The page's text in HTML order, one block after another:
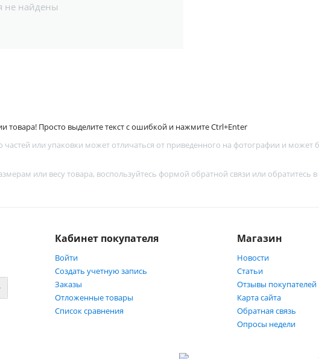
не найдены
Просто выделите текст с ошибкой и нажмите Ctrl+Enter
или упаковки может отличаться от приведенного на фотографии и
или весу товара, воспользуйтесь формой обратной связи или обратитесь
Кабинет покупателя
Войти
Создать учетную запись
Заказы
Отложенные товары
Список сравнения
Магазин
Новости
Статьи
Отзывы покупателей
Карта сайта
Обратная связь
Опросы недели